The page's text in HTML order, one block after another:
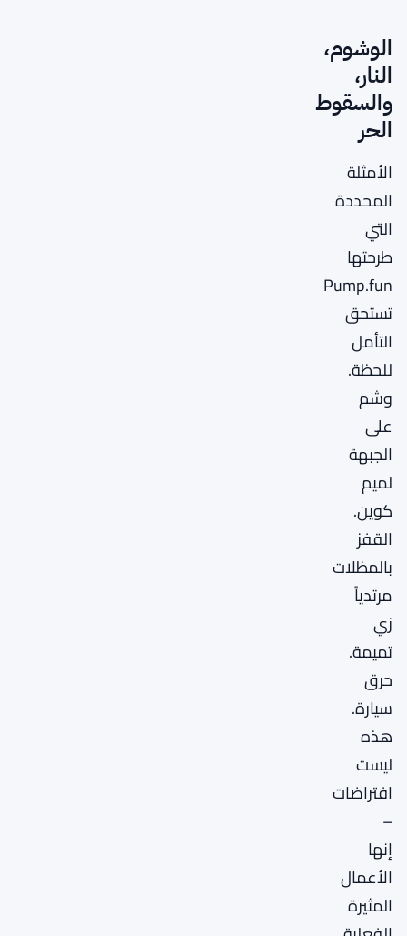
الوشوم،
النار،
والسقوط
الحر
الأمثلة
المحددة
التي
طرحتها
Pump.fun
تستحق
التأمل
للحظة.
وشم
على
الجبهة
لميم
كوين.
القفز
بالمظلات
مرتدياً
زي
تميمة.
حرق
سيارة.
هذه
ليست
افتراضات
–
إنها
الأعمال
المثيرة